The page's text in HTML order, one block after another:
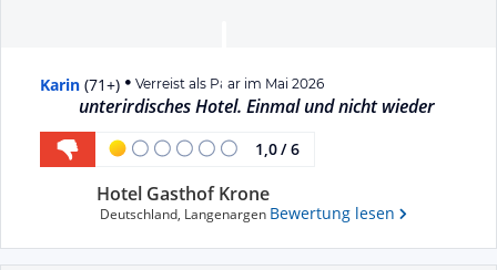
Karin (71+) Verreist als Paar im Mai 2026
unterirdisches Hotel. Einmal und nicht wieder
1,0/ 6
Hotel Gasthof Krone
Deutschland, Langenargen Bewertung lesen